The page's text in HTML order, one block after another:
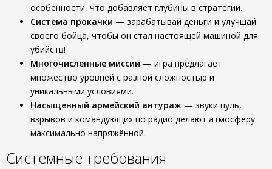
особенности, что добавляет глубины в стратегии.
Система прокачки — зарабатывай деньги и улучшай
своего бойца, чтобы он стал настоящей машиной для
убийств!
Многочисленные миссии — игра предлагает
множество уровней с разной сложностью и
уникальными условиями.
Насыщенный армейский антураж — звуки пуль,
взрывов и командующих по радио делают атмосферу
максимально напряжённой.
Системные требования